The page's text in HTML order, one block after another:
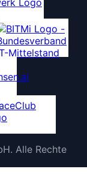
. Alle Rechte